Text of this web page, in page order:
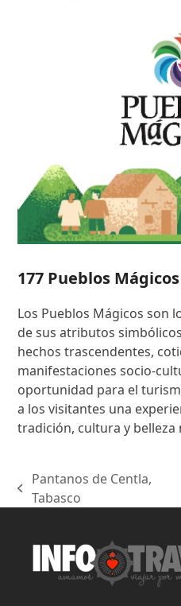
177 Pueblos
Los Pueblos Mágicos son
de sus atributos
hechos trascendentes,
manifestaciones socio-
oportunidad para el
a los visitantes una
tradición, cultura y belleza
previous
Pantanos de Centla,
Tabasco